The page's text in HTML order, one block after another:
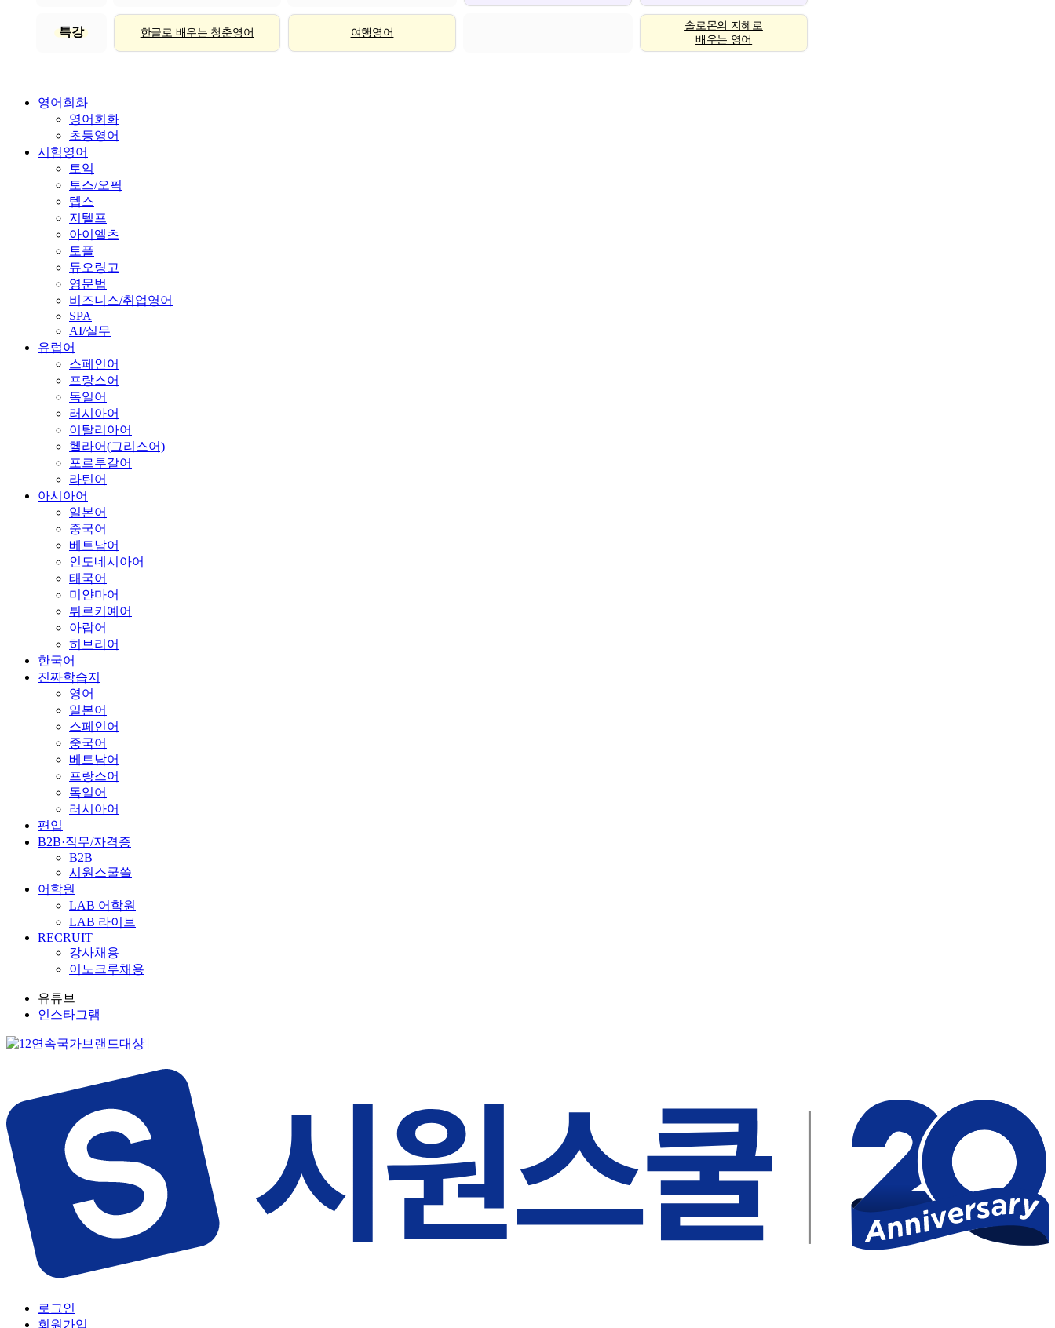
특강 한글로 배우는 청춘영어 여행영어
솔로몬의 지혜로
배우는 영어
영어회화
영어회화
초등영어
시험영어
토익
토스/오픽
텝스
지텔프
아이엘츠
토플
듀오링고
영문법
비즈니스/취업영어
SPA
AI/실무
유럽어
스페인어
프랑스어
독일어
러시아어
이탈리아어
헬라어(그리스어)
포르투갈어
라틴어
아시아어
일본어
중국어
베트남어
인도네시아어
태국어
미얀마어
튀르키예어
아랍어
히브리어
한국어
진짜학습지
영어
일본어
스페인어
중국어
베트남어
프랑스어
독일어
러시아어
편입
B2B·직무/자격증
B2B
시원스쿨쓸
어학원
LAB 어학원
LAB 라이브
RECRUIT
강사채용
이노크루채용
유튜브
인스타그램
로그인
회원가입